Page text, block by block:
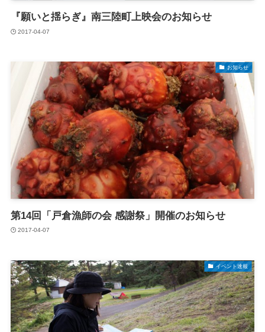
『願いと揺らぎ』南三陸町上映会のお知らせ
2017-04-07
お知らせ
第14回「戸倉漁師の会 感謝祭」開催のお知らせ
2017-04-07
イベント速報